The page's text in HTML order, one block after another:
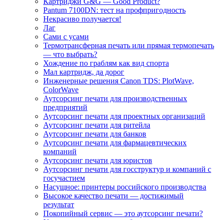
Pantum 7100DN: тест на профпригодность
Некрасиво получается!
Лаг
Сами с усами
Термотрансферная печать или прямая термопечать
— что выбрать?
Хождение по граблям как вид спорта
Мал картридж, да дорог
Инженерные решения Canon TDS: PlotWave,
ColorWave
Аутсорсинг печати для производственных
предприятий
Аутсорсинг печати для проектных организаций
Аутсорсинг печати для ритейла
Аутсорсинг печати для банков
Аутсорсинг печати для фармацевтических
компаний
Аутсорсинг печати для юристов
Аутсорсинг печати для госструктур и компаний с
госучастием
Насущное: принтеры российского производства
Высокое качество печати — достижимый
результат
Покопийный сервис — это аутсорсинг печати?